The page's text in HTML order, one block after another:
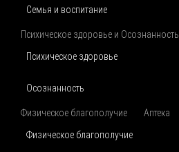
Семья и воспитание
Психическое здоровье и Осознанность
Психическое здоровье
Осознанность
Физическое благополучие
Физическое благополучие
Аптека